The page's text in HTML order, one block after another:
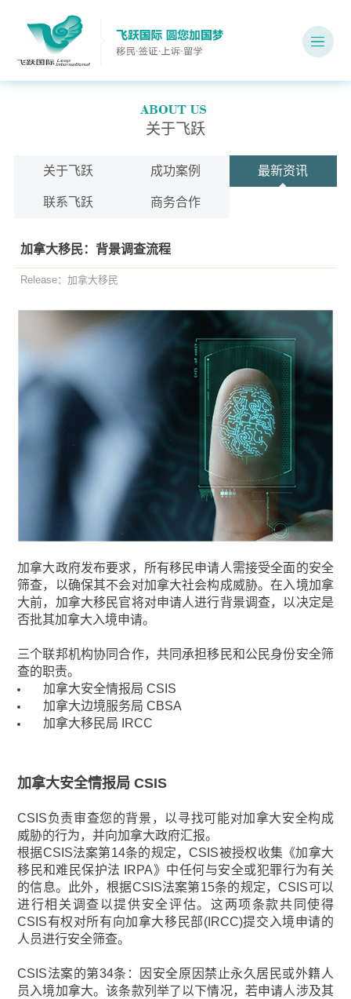
关于飞跃
关于飞跃 成功案例 最新资讯
联系飞跃 商务合作
加拿大移民：背景调查流程
Release：加拿大移民
加拿大政府发布要求，所有移民申请人需接受全面的安全
筛查，以确保其不会对加拿大社会构成威胁。在入境加拿
大前，加拿大移民官将对申请人进行背景调查，以决定是
否批其加拿大入境申请。
三个联邦机构协同合作，共同承担移民和公民身份安全筛
查的职责。
加拿大安全情报局 CSIS
加拿大边境服务局 CBSA
加拿大移民局 IRCC
加拿大安全情报局 CSIS
CSIS负责审查您的背景，以寻找可能对加拿大安全构成
威胁的行为，并向加拿大政府汇报。
根据CSIS法案第14条的规定，CSIS被授权收集《加拿大
移民和难民保护法 IRPA》中任何与安全或犯罪行为有关
的信息。此外，根据CSIS法案第15条的规定，CSIS可以
进行相关调查以提供安全评估。这两项条款共同使得
CSIS有权对所有向加拿大移民部(IRCC)提交入境申请的
人员进行安全筛查。
CSIS法案的第34条：因安全原因禁止永久居民或外籍人
员入境加拿大。该条款列举了以下情况，若申请人涉及其